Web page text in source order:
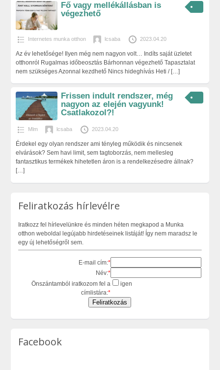
Fő vagy mellékállásban is
végezhető
Internetes munka otthon lcsaba 2023.04.20
Az év lehetősége! Ilyen még nem nagyon volt… Indíts saját üzletet
otthonról Rugalmas időbeosztás Bárhonnan végezhető Tapasztalat
nem szükséges Azonnal kezdhető Nincs hideghívás Heti /[…]
Frissen indult rendszer, még
nagyon az elején vagyunk!
Csatlakozol?!
Mlm lcsaba 2023.04.20
Érdekel egy olyan rendszer ami tényleg működik és nincsenek
elvárások? Sem havi limit, sem tagtoborzás, nem mellesleg
fantasztikus termékek hihetetlen áron is a rendelkezésedre állnak?
[…]
Feliratkozás hírlevélre
Iratkozz fel hírlevelünkre és minden héten megkapod a Munka
otthon weboldal legújabb hirdetéseinek listáját! Így nem maradsz le
egy új lehetőségről sem.
E-mail cím:*
Név:*
Önszántamból iratkozom fel a
címlistára:*
igen
Facebook